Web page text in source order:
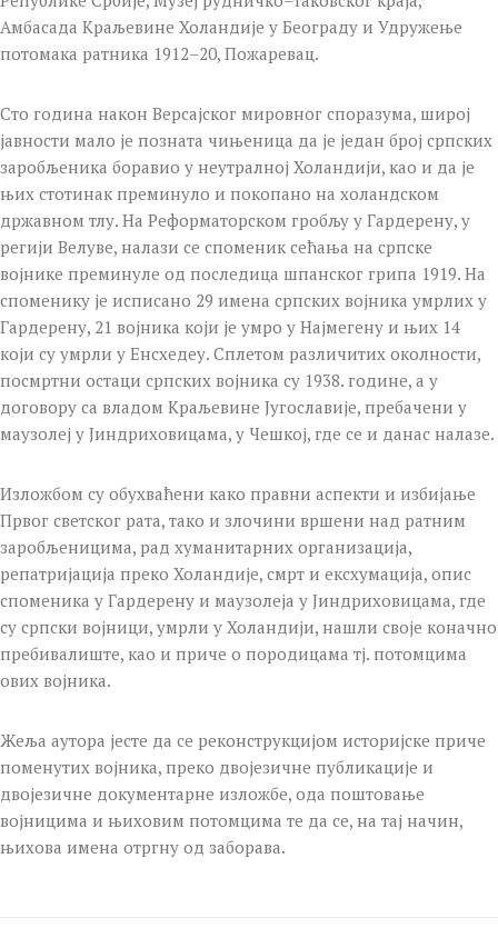
Амбасада Краљевине Холандије у Београду и Удружење
потомака ратника 1912–20, Пожаревац.
Сто година након Версајског мировног споразума, широј
јавности мало је позната чињеница да је један број српских
заробљеника боравио у неутралној Холандији, као и да је
њих стотинак преминуло и покопано на холандском
државном тлу. На Реформаторском гробљу у Гардерену, у
регији Велуве, налази се споменик сећања на српске
војнике преминуле од последица шпанског грипа 1919. На
споменику је исписано 29 имена српских војника умрлих у
Гардерену, 21 војника који је умро у Најмегену и њих 14
који су умрли у Енсхедеу. Сплетом различитих околности,
посмртни остаци српских војника су 1938. године, а у
договору са владом Краљевине Југославије, пребачени у
маузолеј у Јиндриховицама, у Чешкој, где се и данас налазе.
Изложбом су обухваћени како правни аспекти и избијање
Првог светског рата, тако и злочини вршени над ратним
заробљеницима, рад хуманитарних организација,
репатријација преко Холандије, смрт и ексхумација, опис
споменика у Гардерену и маузолеја у Јиндриховицама, где
су српски војници, умрли у Холандији, нашли своје коначно
пребивалиште, као и приче о породицама тј. потомцима
ових војника.
Жеља аутора јесте да се реконструкцијом историјске приче
поменутих војника, преко двојезичне публикације и
двојезичне документарне изложбе, ода поштовање
војницима и њиховим потомцима те да се, на тај начин,
њихова имена отргну од заборава.